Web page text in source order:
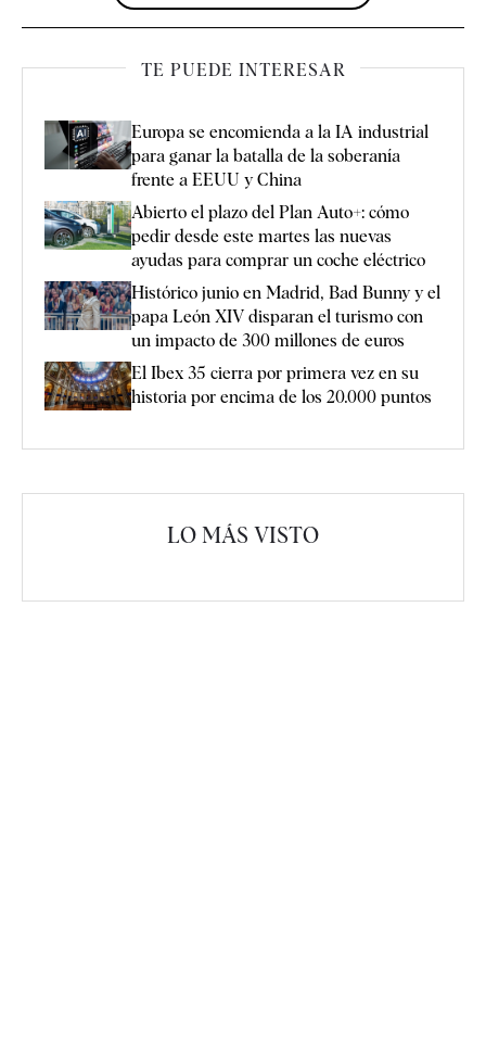
TE PUEDE INTERESAR
Europa se encomienda a la IA industrial
para ganar la batalla de la soberanía
frente a EEUU y China
Abierto el plazo del Plan Auto+: cómo
pedir desde este martes las nuevas
ayudas para comprar un coche eléctrico
Histórico junio en Madrid, Bad Bunny y el
papa León XIV disparan el turismo con
un impacto de 300 millones de euros
El Ibex 35 cierra por primera vez en su
historia por encima de los 20.000 puntos
LO MÁS VISTO